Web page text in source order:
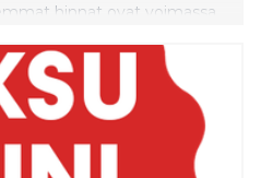
hinnat ovat voimassa